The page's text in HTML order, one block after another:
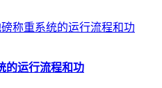
的运行流程和功